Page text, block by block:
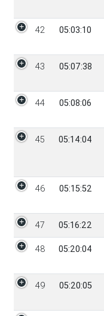
42 05:03:10
43 05:07:38
44 05:08:06
45 05:14:04
46 05:15:52
47 05:16:22
48 05:20:04
49 05:20:05